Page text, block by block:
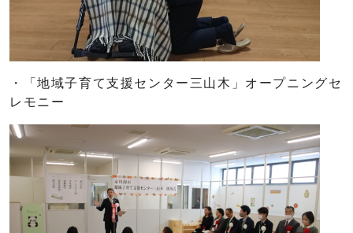
・「地域子育て支援センター三山木」オープニングセ
レモニー